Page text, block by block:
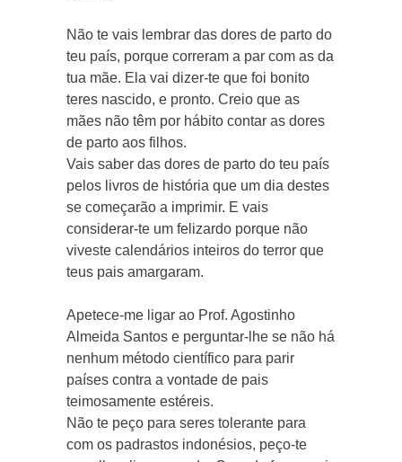
Não te vais lembrar das dores de parto do
teu país, porque correram a par com as da
tua mãe. Ela vai dizer-te que foi bonito
teres nascido, e pronto. Creio que as
mães não têm por hábito contar as dores
de parto aos filhos.
Vais saber das dores de parto do teu país
pelos livros de história que um dia destes
se começarão a imprimir. E vais
considerar-te um felizardo porque não
viveste calendários inteiros do terror que
teus pais amargaram.
Apetece-me ligar ao Prof. Agostinho
Almeida Santos e perguntar-lhe se não há
nenhum método científico para parir
países contra a vontade de pais
teimosamente estéreis.
Não te peço para seres tolerante para
com os padrastos indonésios, peço-te